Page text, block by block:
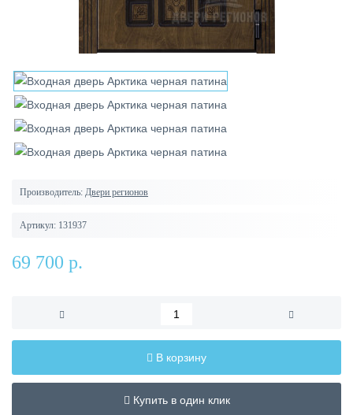
Производитель: Двери регионов
Артикул: 131937
69 700 р.
В корзину
Купить в один клик